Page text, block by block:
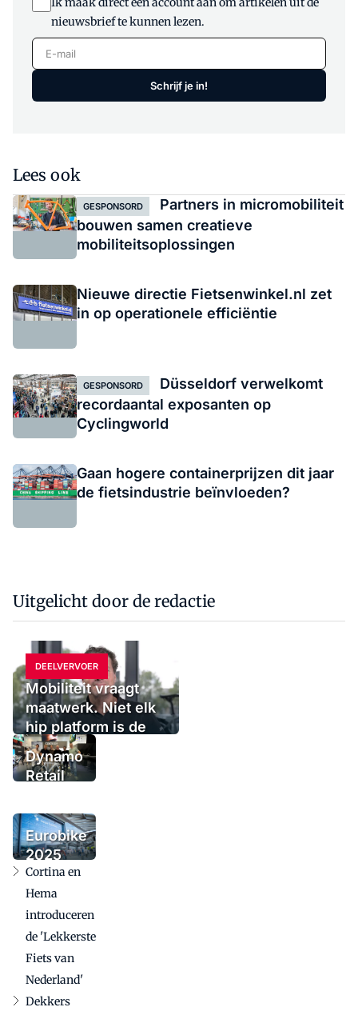
nieuwsbrief te kunnen lezen.
E-mail
Schrijf je in!
Lees ook
GESPONSORD
Partners in micromobiliteit
bouwen samen creatieve
mobiliteitsoplossingen
Nieuwe directie Fietsenwinkel.nl zet
in op operationele efficiëntie
GESPONSORD
Düsseldorf verwelkomt
recordaantal exposanten op
Cyclingworld
Gaan hogere containerprijzen dit jaar
de fietsindustrie beïnvloeden?
Uitgelicht door de redactie
DEELVERVOER
Mobiliteit vraagt
maatwerk. Niet elk
hip platform is de
oplossing
Dynamo
Retail
voegt
urbanmerk
Tenways
toe
Eurobike
2025
bevestigt
internationale
betekenis in
uitdagende
markt
Cortina en
Hema
introduceren
de 'Lekkerste
Fiets van
Nederland'
Dekkers